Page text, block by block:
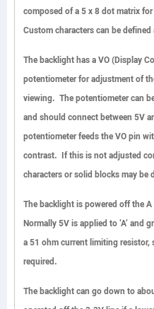
composed of a 5 x 8 dot matrix
Custom characters can be
The backlight has aVO(Display
potentiometer for adjustment of
viewing. The potentiometer can
and should connect between 5V
potentiometer feeds the VO pin
contrast. If this is not adjusted
characters or solid blocks may be
The backlight is powered off theA
Normally 5V is applied to ‘A’ and
a 51 ohm current limiting resistor,
required.
The backlight can go down to